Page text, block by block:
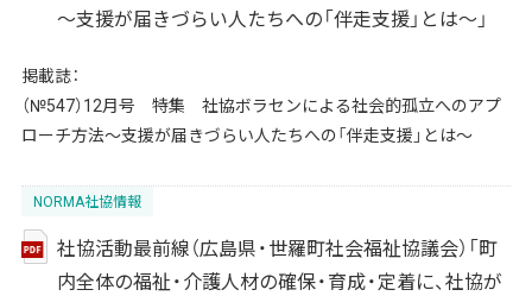
～支援が届きづらい人たちへの「伴走支援」とは～」
掲載誌：
（№547）12月号 特集 社協ボラセンによる社会的孤立へのアプ
ローチ方法～支援が届きづらい人たちへの「伴走支援」とは～
NORMA社協情報
社協活動最前線（広島県・世羅町社会福祉協議会）「町
内全体の福祉・介護人材の確保・育成・定着に、社協が